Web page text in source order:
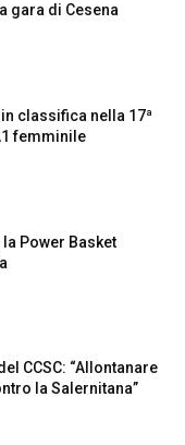
gara di Cesena
classifica nella 17ª
femminile
Power Basket
CCSC: “Allontanare
la Salernitana”